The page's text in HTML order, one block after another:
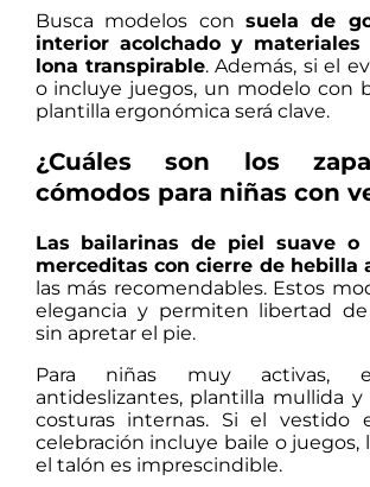
Busca modelos con suela de
interior acolchado y
lona transpirable. Además, si el
o incluye juegos, un modelo con
plantilla ergonómica será clave.
¿Cuáles son los
cómodos para niñas con
Las bailarinas de piel suave o
merceditas con cierre de hebilla
las más recomendables. Estos
elegancia y permiten libertad
sin apretar el pie.
Para niñas muy activas,
antideslizantes, plantilla mullida y
costuras internas. Si el vestido
celebración incluye baile o juegos,
el talón es imprescindible.